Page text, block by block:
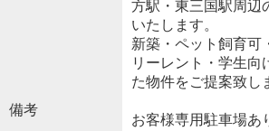
備考
方駅・東三国駅周辺
いたします。
新築・ペット飼育可
リーレント・学生向
た物件をご提案致し
お客様専用駐車場あ